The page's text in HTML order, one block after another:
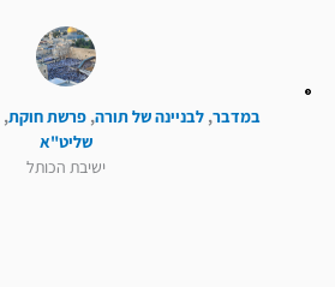
במדבר, לבניינה של תורה, פרשת חוקת,
שליט"א
ישיבת הכותל